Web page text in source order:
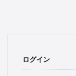
ログイン